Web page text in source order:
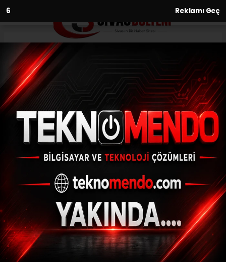
4 Reklamı Geç
Anasayfa Yaşam
Gümüşhane’de çöpte yiyecek
arayan ayıyı köpekler bile
durduramadı
YAŞAM
(İHA) - İhlas Haber Ajansı | 31.07.2024 - 12:03, Güncelleme: 31.07.2024
- 11:45
Gümüşhane’de çöpte yiyecek arayan ayıyı
köpekler bile durduramadı
ABONE OL